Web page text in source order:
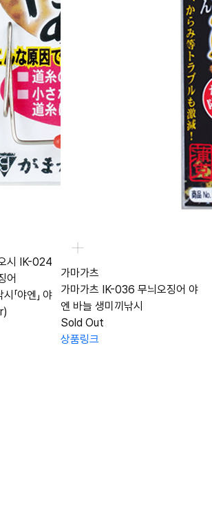
시 IK-024
어
「야엔」 야
가마가츠
가마가츠 IK-036 무늬오징어 야
엔 바늘 생미끼낚시
Sold Out
상품링크